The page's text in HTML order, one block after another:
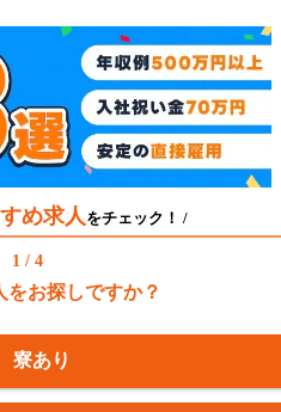
め求人をチェック！ /
1 / 4
をお探しですか？
寮あり